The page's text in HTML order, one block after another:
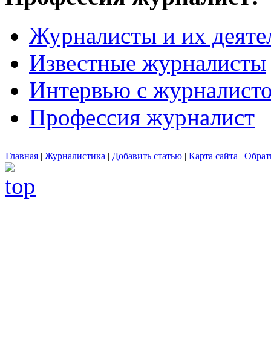
Журналисты и их
Известные журналисты
Интервью с
Профессия журналист
Главная | Журналистика | Добавить статью | Карта сайта |